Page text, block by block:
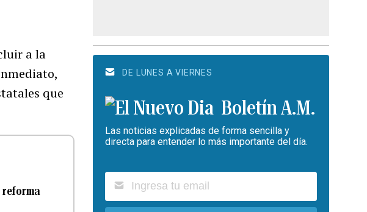
a la
que
reforma
DE LUNES A VIERNES
Boletín A.M.
Las noticias explicadas de forma sencilla y
directa para entender lo más importante del día.